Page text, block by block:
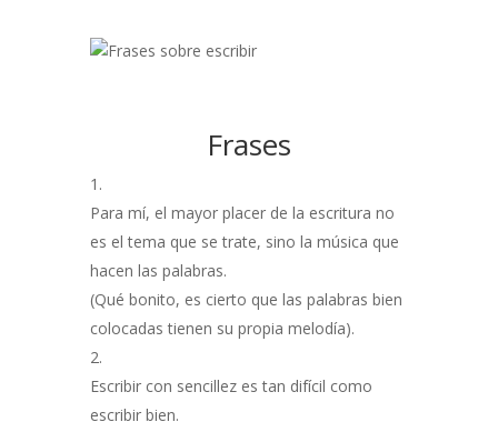
Frases
Para mí, el mayor placer de la escritura no
es el tema que se trate, sino la música que
hacen las palabras.
(Qué bonito, es cierto que las palabras bien
colocadas tienen su propia melodía).
Escribir con sencillez es tan difícil como
escribir bien.